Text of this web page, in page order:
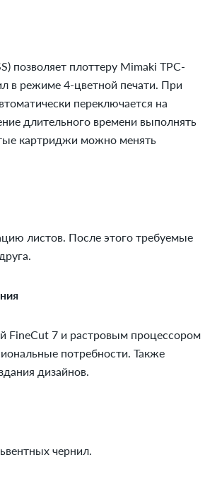
позволяет плоттеру Mimaki TPC-
в режиме 4-цветной печати. При
переключается на
длительного времени выполнять
картриджи можно менять
листов. После этого требуемые
FineCut 7 и растровым процессором
потребности. Также
дизайнов.
чернил.